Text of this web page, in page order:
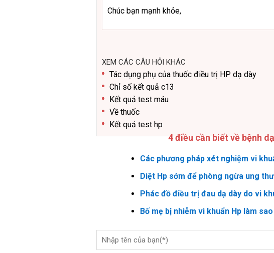
Chúc bạn mạnh khỏe,
XEM CÁC CÂU HỎI KHÁC
Tác dụng phụ của thuốc điều trị HP dạ dày
Chỉ số kết quả c13
Kết quả test máu
Về thuốc
Kết quả test hp
4 điều cần biết về bệnh
Các phương pháp xét nghiệm vi
Diệt Hp sớm để phòng ngừa ung
Phác đồ điều trị đau dạ dày do vi
Bố mẹ bị nhiễm vi khuẩn Hp làm